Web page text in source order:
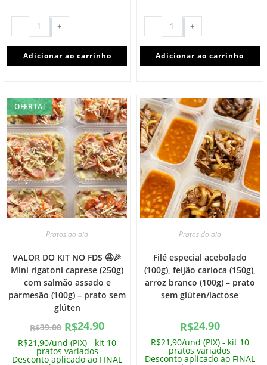
- +
Adicionar ao carrinho
- +
Adicionar ao carrinho
OFERTA!
Pratos do dia
VALOR DO KIT NO FDS 🤩🎉
Mini rigatoni caprese (250g)
com salmão assado e
parmesão (100g) – prato sem
glúten
R$39.00 R$24.90
R$21,90/und (PIX) - kit 10
pratos variados
Desconto aplicado ao FINAL
Pratos do dia
Filé especial acebolado
(100g), feijão carioca (150g),
arroz branco (100g) – prato
sem glúten/lactose
R$24.90
R$21,90/und (PIX) - kit 10
pratos variados
Desconto aplicado ao FINAL